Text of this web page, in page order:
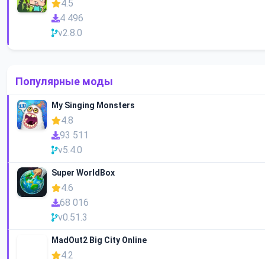
4.5
4 496
v2.8.0
Популярные моды
My Singing Monsters
4.8
93 511
v5.4.0
Super WorldBox
4.6
68 016
v0.51.3
MadOut2 Big City Online
4.2